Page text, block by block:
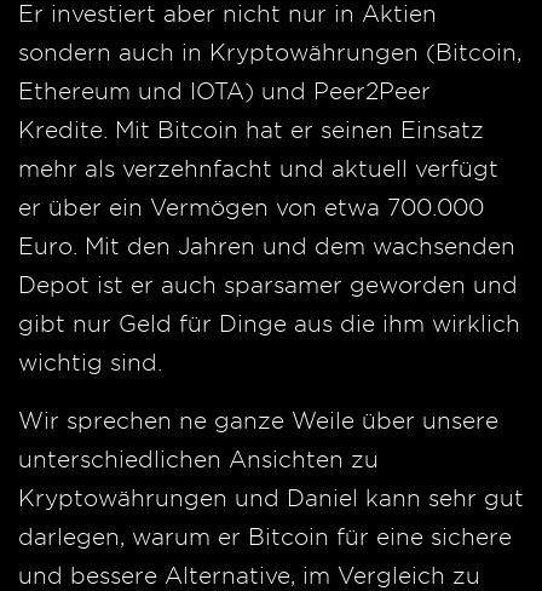
Er investiert aber nicht nur in Aktien
sondern auch in Kryptowährungen (Bitcoin,
Ethereum und IOTA) und Peer2Peer
Kredite. Mit Bitcoin hat er seinen Einsatz
mehr als verzehnfacht und aktuell verfügt
er über ein Vermögen von etwa 700.000
Euro. Mit den Jahren und dem wachsenden
Depot ist er auch sparsamer geworden und
gibt nur Geld für Dinge aus die ihm wirklich
wichtig sind.
Wir sprechen ne ganze Weile über unsere
unterschiedlichen Ansichten zu
Kryptowährungen und Daniel kann sehr gut
darlegen, warum er Bitcoin für eine sichere
und bessere Alternative, im Vergleich zu